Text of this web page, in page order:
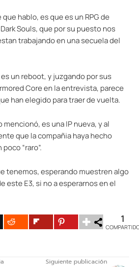
hablo, es que es un RPG de
Souls, que por su puesto nos
trabajando en una secuela del
un reboot, y juzgando por sus
Core en la entrevista, parece
han elegido para traer de vuelta.
es una IP nueva, y al
que la compañia haya hecho
“raro”.
tenemos, esperando muestren algo
este E3, si no a esperarnos en el
1
Siguiente publicación